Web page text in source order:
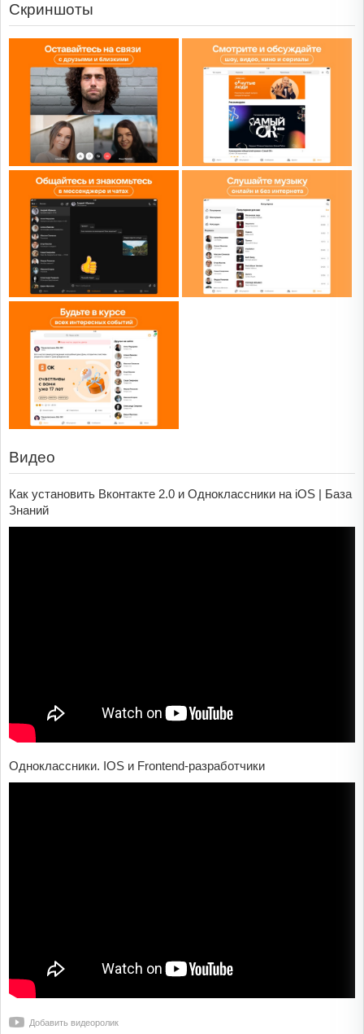
Скриншоты
Видео
Как установить Вконтакте 2.0 и Одноклассники на iOS | База
Знаний
Одноклассники. IOS и Frontend-разработчики
Добавить видеоролик